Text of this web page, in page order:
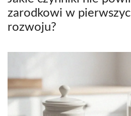
zarodkowi w
rozwoju?